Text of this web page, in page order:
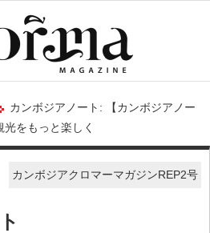
カンボジアノート: 【カンボジアノー
をもっと楽しく
カンボジアクロマーマガジンREP2号